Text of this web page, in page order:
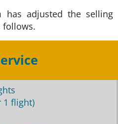
has adjusted the
follows.
1 flight)